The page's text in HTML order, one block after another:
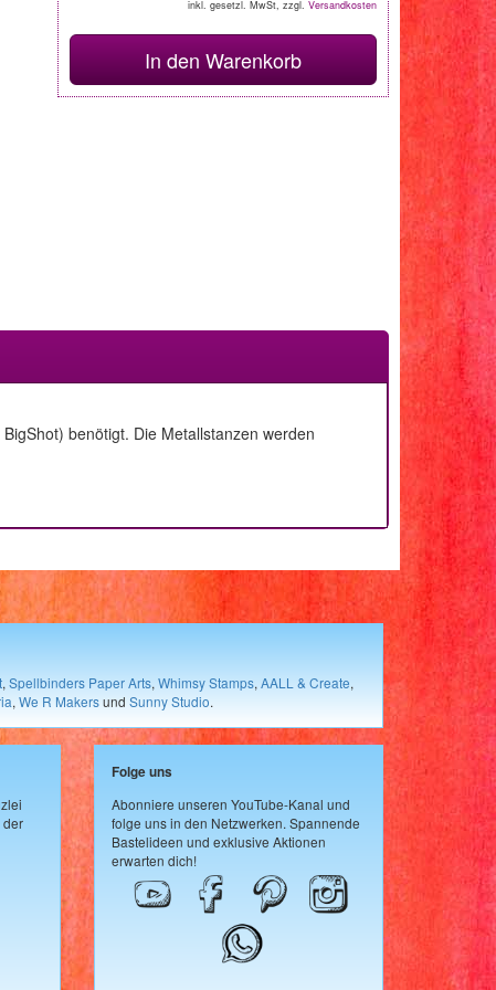
inkl. gesetzl. MwSt, zzgl. Versandkosten
In den Warenkorb
benötigt. Die Metallstanzen werden
, Spellbinders Paper Arts, Whimsy Stamps, AALL & Create,
, We R Makersund Sunny Studio.
der
Folge uns
Abonniere unseren YouTube-Kanal und
folge uns in den Netzwerken. Spannende
Bastelideen und exklusive Aktionen
erwarten dich!